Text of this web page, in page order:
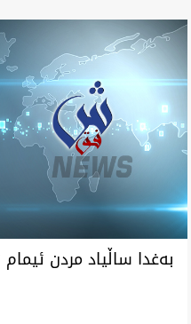
به‌غدا ساڵياد مردن